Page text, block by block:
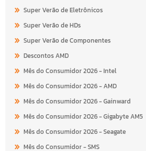
Super Verão de Eletrônicos
Super Verão de HDs
Super Verão de Componentes
Descontos AMD
Mês do Consumidor 2026 - Intel
Mês do Consumidor 2026 - AMD
Mês do Consumidor 2026 - Gainward
Mês do Consumidor 2026 - Gigabyte AM5
Mês do Consumidor 2026 - Seagate
Mês do Consumidor - SMS